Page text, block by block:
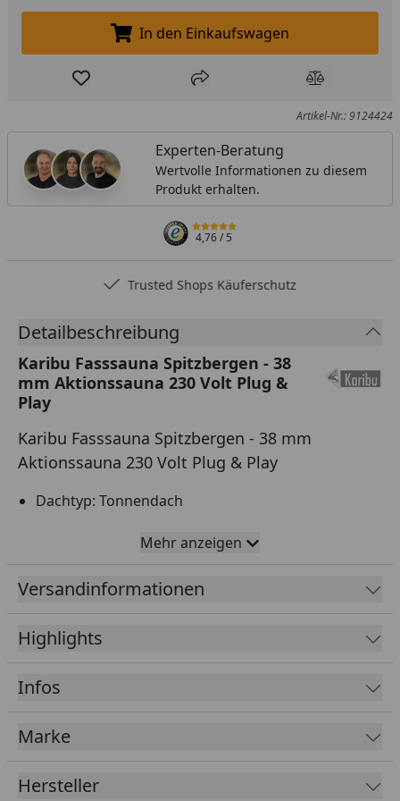
In den Einkaufswagen legen
In den Einkaufswagen
Produkt zur Wunschliste hinzufügen
Teilen Produkt
Artikel-Nr.: 9124424
Experten-Beratung
Wertvolle Informationen zu diesem
Produkt erhalten.
4,76/ 5
Trusted Shops Käuferschutz
Detailbeschreibung
Karibu Fasssauna Spitzbergen - 38
mm Aktionssauna 230 Volt Plug &
Play
Karibu Fasssauna Spitzbergen - 38 mm
Aktionssauna 230 Volt Plug & Play
Dachtyp: Tonnendach
Wandstärke: 38 mm
Material: Nordische Fichte
Farbe: Naturbelassen
Bauweise: Steck-Schraubsystem
Einstieg: Fronteinstieg
Mehr anzeigen
Versandinformationen
Highlights
Infos
Marke
Hersteller